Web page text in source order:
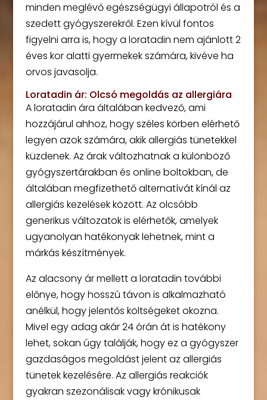
minden meglévő egészségügyi állapotról és a
szedett gyógyszerekről. Ezen kívül fontos
figyelni arra is, hogy a loratadin nem ajánlott 2
éves kor alatti gyermekek számára, kivéve ha
orvos javasolja.
Loratadin ár: Olcsó megoldás az allergiára
A loratadin ára általában kedvező, ami
hozzájárul ahhoz, hogy széles körben elérhető
legyen azok számára, akik allergiás tünetekkel
küzdenek. Az árak változhatnak a különböző
gyógyszertárakban és online boltokban, de
általában megfizethető alternatívát kínál az
allergiás kezelések között. Az olcsóbb
generikus változatok is elérhetők, amelyek
ugyanolyan hatékonyak lehetnek, mint a
márkás készítmények.
Az alacsony ár mellett a loratadin további
előnye, hogy hosszú távon is alkalmazható
anélkül, hogy jelentős költségeket okozna.
Mivel egy adag akár 24 órán át is hatékony
lehet, sokan úgy találják, hogy ez a gyógyszer
gazdaságos megoldást jelent az allergiás
tünetek kezelésére. Az allergiás reakciók
gyakran szezonálisak vagy krónikusak